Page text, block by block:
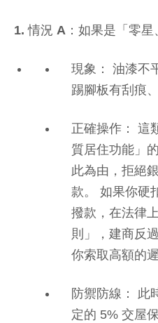
1. 情況 A：如果是「零星
現象： 油漆不
踢腳板有刮痕
正確操作： 這
質居住功能」
此為由，拒絕
款。 如果你硬
撥款，在法律
則」，建商反
你索取高額的
防禦防線： 此
定的 5% 交屋